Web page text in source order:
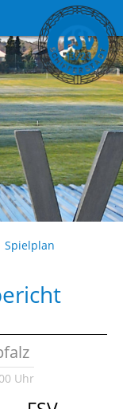
Spielplan
Uhr